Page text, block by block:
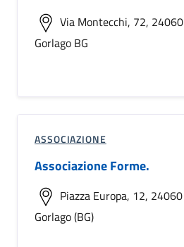
Via Montecchi, 72, 24060
Gorlago BG
ASSOCIAZIONE
Associazione Forme.
Piazza Europa, 12, 24060
Gorlago (BG)